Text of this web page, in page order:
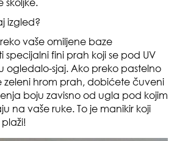
izgled?
vaše omiljene baze
specijalni fini prah koji se pod UV
ogledalo-sjaj. Ako preko pastelno
zeleni hrom prah, dobićete čuveni
boju zavisno od ugla pod kojim
na vaše ruke. To je manikir koji